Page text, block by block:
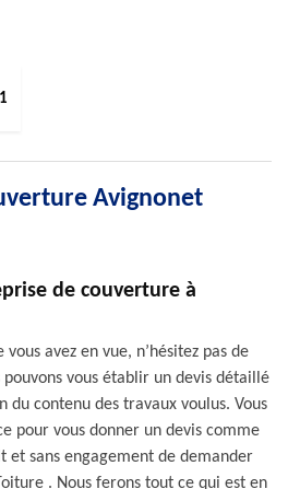
Avignonet
de couverture à
avez en vue, n’hésitez pas de
vous établir un devis détaillé
du contenu des travaux voulus. Vous
pour vous donner un devis comme
et sans engagement de demander
. Nous ferons tout ce qui est en